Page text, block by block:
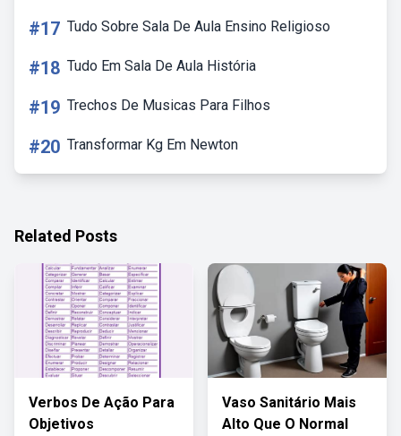
#17 Tudo Sobre Sala De Aula Ensino Religioso
#18 Tudo Em Sala De Aula História
#19 Trechos De Musicas Para Filhos
#20 Transformar Kg Em Newton
Related Posts
Verbos De Ação Para
Objetivos
Vaso Sanitário Mais
Alto Que O Normal